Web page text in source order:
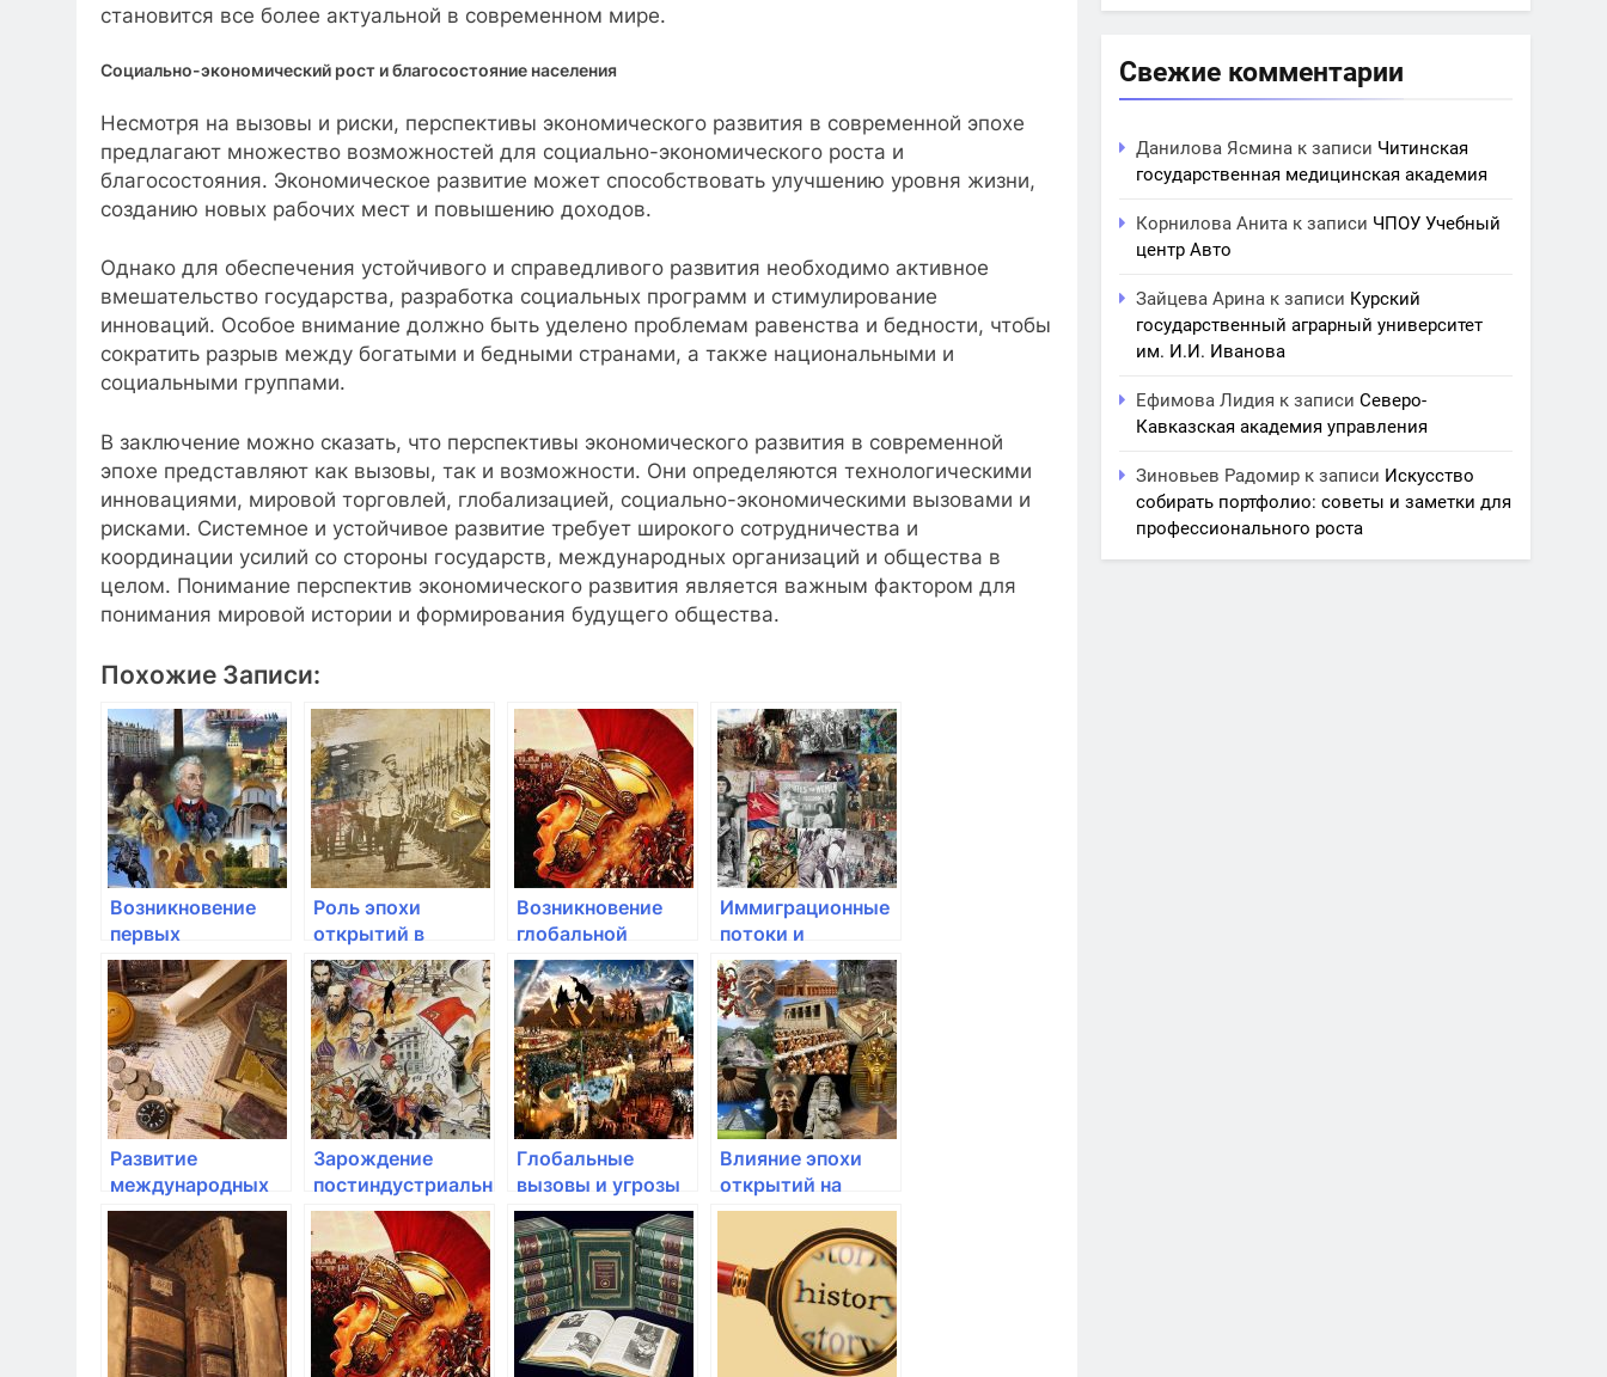
становится все более актуальной в современном мире.
Социально-экономический рост и благосостояние населения
Несмотря на вызовы и риски, перспективы экономического развития в современной эпохе
предлагают множество возможностей для социально-экономического роста и
благосостояния. Экономическое развитие может способствовать улучшению уровня жизни,
созданию новых рабочих мест и повышению доходов.
Однако для обеспечения устойчивого и справедливого развития необходимо активное
вмешательство государства, разработка социальных программ и стимулирование
инноваций. Особое внимание должно быть уделено проблемам равенства и бедности, чтобы
сократить разрыв между богатыми и бедными странами, а также национальными и
социальными группами.
В заключение можно сказать, что перспективы экономического развития в современной
эпохе представляют как вызовы, так и возможности. Они определяются технологическими
инновациями, мировой торговлей, глобализацией, социально-экономическими вызовами и
рисками. Системное и устойчивое развитие требует широкого сотрудничества и
координации усилий со стороны государств, международных организаций и общества в
целом. Понимание перспектив экономического развития является важным фактором для
понимания мировой истории и формирования будущего общества.
Похожие Записи:
Возникновение
первых
национальных
государств
благодаря эпохе
открытий
Роль эпохи
открытий в
формировании
современной
мировой
геополитики
Возникновение
глобальной
информационной
эпохи
Иммиграционные
потоки и
интеркультурные
взаимодействия
Развитие
международных
организаций и их
роль в
современных
эпохах
Зарождение
постиндустриальной
эпохи
Глобальные
вызовы и угрозы
современности
Влияние эпохи
открытий на
развитие
торговли и
экономики
Свежие комментарии
Данилова Ясмина к записи Читинская
государственная медицинская академия
Корнилова Анита к записи ЧПОУ Учебный
центр Авто
Зайцева Арина к записи Курский
государственный аграрный университет
им. И.И. Иванова
Ефимова Лидия к записиСеверо-
Кавказская академия управления
Зиновьев Радомир к записи Искусство
собирать портфолио: советы и заметки для
профессионального роста